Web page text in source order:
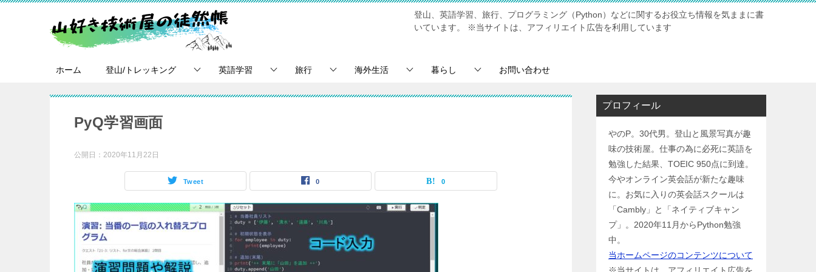
登山、英語学習、旅行、プログラミング（Python）などに関するお役立ち情報を気ままに書
いています。
※当サイトは、アフィリエイト広告を利用しています
ホーム 登山/トレッキング 英語学習 旅行 海外生活 暮らし お問い合わせ
PyQ学習画面
公開日： 2020年11月22日
Tweet 0 0
プロフィール
やのP。30代男。登山と風景写真が趣
味の技術屋。仕事の為に必死に英語を
勉強した結果、TOEIC 950点に到達。
今やオンライン英会話が新たな趣味
に。お気に入りの英会話スクールは
「Cambly」と「ネイティブキャン
プ」。2020年11月からPython勉強
中。
当ホームページのコンテンツについて